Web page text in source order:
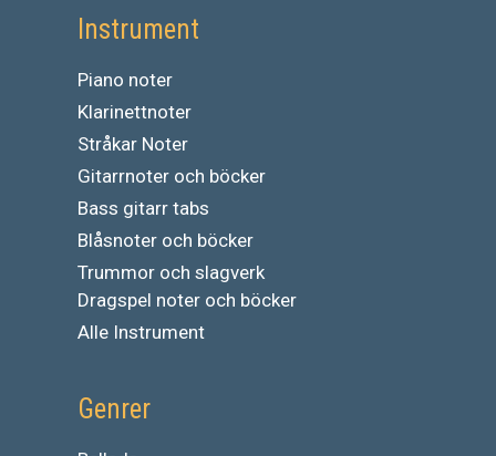
Instrument
Piano noter
Klarinettnoter
Stråkar Noter
Gitarrnoter och böcker
Bass gitarr tabs
Blåsnoter och böcker
Trummor och slagverk
Dragspel noter och böcker
Alle Instrument
Genrer